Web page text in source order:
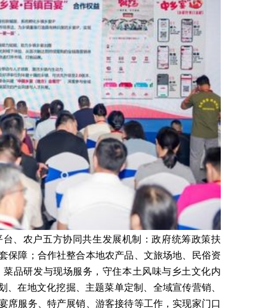
、农户五方协同共生发展机制：政府统筹政策扶
保障；合作社整合本地农产品、文旅场地、民俗资
品研发与现场服务，守住本土风味与乡土文化内
在地文化挖掘、主题菜单定制、全域宣传营销、
席服务、特产展销、游客接待等工作，实现家门口